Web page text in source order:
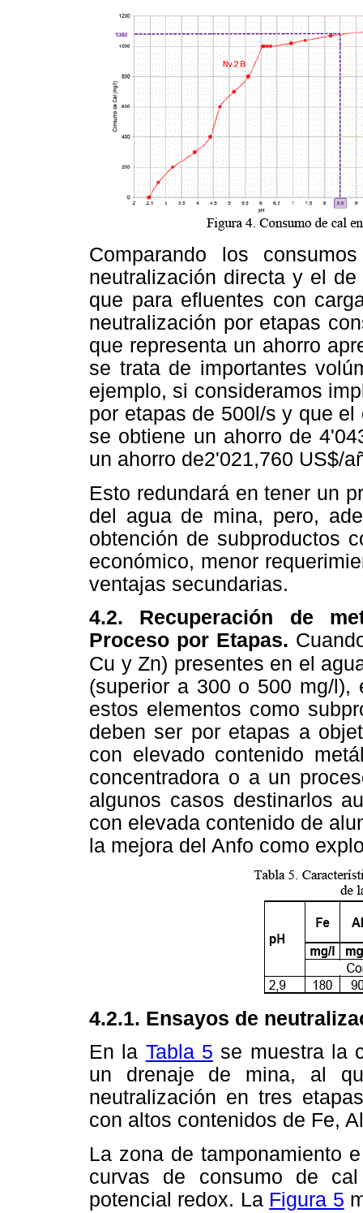
Comparando los
neutralización directa y el
que para efluentes con
neutralización por etapas
que representa un ahorro
se trata de importantes
ejemplo, si consideramos
por etapas de 500l/s y que
se obtiene un ahorro de
un ahorro de2'021,760 US$/
Esto redundará en tener un
del agua de mina, pero,
obtención de subproductos
económico, menor
ventajas secundarias.
4.2. Recuperación de
Proceso por Etapas.
Cu y Zn) presentes en el
(superior a 300 o 500 mg/l),
estos elementos como
deben ser por etapas a
con elevado contenido
concentradora o a un
algunos casos destinarlos
con elevada contenido de
la mejora del Anfo como
4.2.1. Ensayos de
En la Tabla 5 se muestra la
un drenaje de mina, al
neutralización en tres
con altos contenidos de Fe,
La zona de tamponamiento
curvas de consumo de
potencial redox. La Figura 5